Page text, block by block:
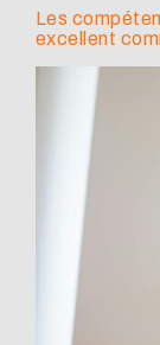
Les
excellent